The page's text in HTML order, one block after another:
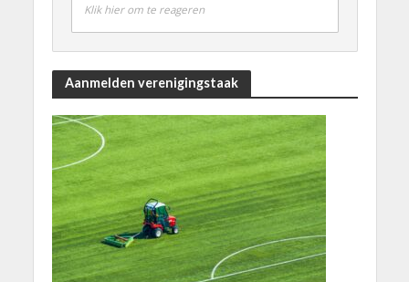
Klik hier om te reageren
Aanmelden verenigingstaak